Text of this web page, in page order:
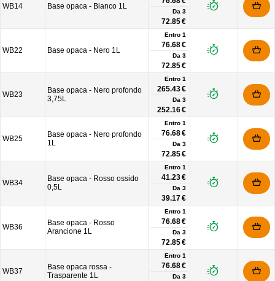
WB14 Base opaca - Bianco 1L
Da 3
72.85 €
WB22 Base opaca - Nero 1L
Entro 1
76.68 €
Da 3
72.85 €
WB23
Base opaca - Nero profondo
3,75L
Entro 1
265.43 €
Da 3
252.16 €
WB25
Base opaca - Nero profondo
1L
Entro 1
76.68 €
Da 3
72.85 €
WB34
Base opaca - Rosso ossido
0,5L
Entro 1
41.23 €
Da 3
39.17 €
WB36
Base opaca - Rosso
Arancione 1L
Entro 1
76.68 €
Da 3
72.85 €
WB37
Base opaca rossa -
Trasparente 1L
Entro 1
76.68 €
Da 3